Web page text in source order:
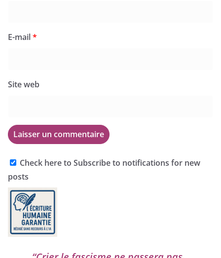
E-mail*
Site web
Check here to Subscribe to notifications for new
posts